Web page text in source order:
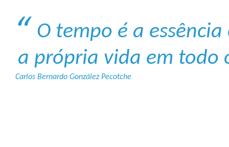
O tempo é a
a própria vida em todo
Carlos Bernardo González Pecotche